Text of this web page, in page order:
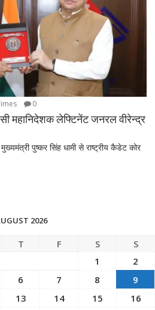
0
महानिदेशक लेफ्टिनेंट जनरल वीरेन्द्र
पुष्कर सिंह धामी से राष्ट्रीय कैडेट कोर
2026
T F S
S
1
2
6 7 8
9
13 14 15 16